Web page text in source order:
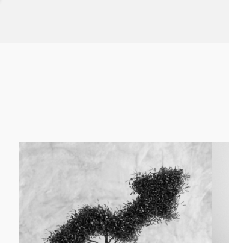
Το 3K Greek Value Μετοχικό Εσωτερικού επενδύει σε
Ελληνικές Επιχειρήσεις που πετυχαίνουν δυνητικά
εξαιρετικές αποδόσεις σε μακροπρόθεσμο ορίζοντα,
έχουν έντονη εξαγωγική δραστηριότητα, υγιείς
ισολογισμούς, χρηματική ρευστότητα, κερδοφορία και
κυρίως αξιόπιστες, σταθερές και χρηστές διοικήσεις,
δίνοντας ιδιαίτερη έμφαση σε επιχειρήσεις που δύνανται